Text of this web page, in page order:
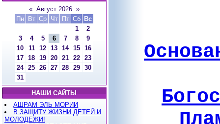
« Август 2026 »
Пн
Вт Ср Чт Пт Сб Вс
1
2
3
4 5 6 7 8
9
10
11 12 13 14 15 16
17 18 19 20 21 22 23
24 25 26 27 28 29 30
31
НАШИ САЙТЫ
АШРАМ ЭЛЬ МОРИИ
В ЗАЩИТУ ЖИЗНИ ДЕТЕЙ И
МОЛОДЕЖИ!